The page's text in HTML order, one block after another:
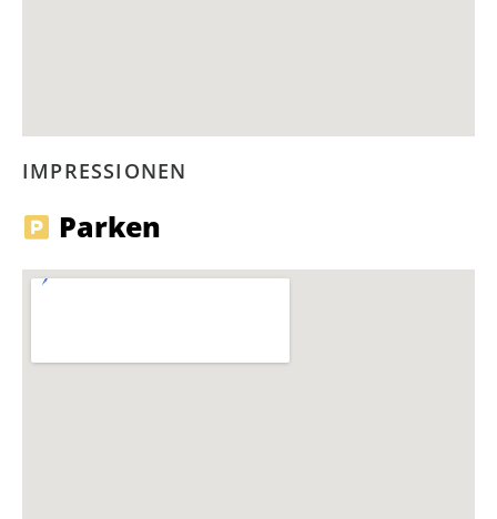
IMPRESSIONEN
Parken